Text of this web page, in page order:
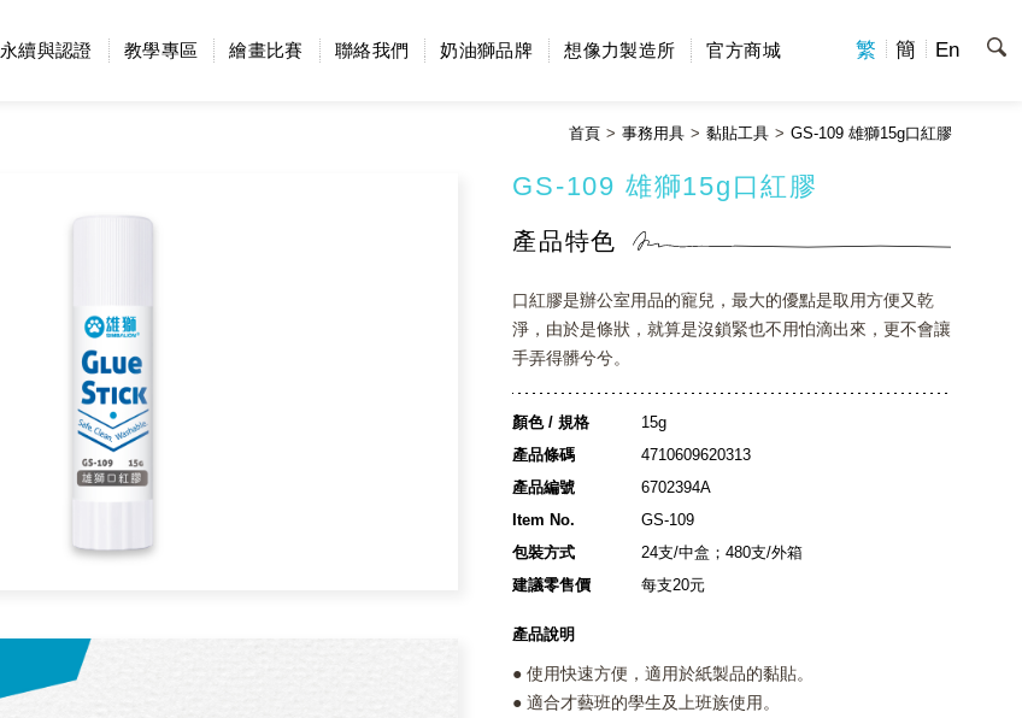
永續與認證 教學專區 繪畫比賽 聯絡我們 奶油獅品牌 想像力製造所 官方商城 繁 簡 En
首頁 事務用具 黏貼工具 GS-109 雄獅15g口紅膠
GS-109 雄獅15g口紅膠
產品特色
口紅膠是辦公室用品的寵兒，最大的優點是取用方便又乾
淨，由於是條狀，就算是沒鎖緊也不用怕滴出來，更不會讓
手弄得髒兮兮。
顏色 / 規格
15g
產品條碼
4710609620313
產品編號
6702394A
Item No.
GS-109
包裝方式
24支/中盒；480支/外箱
建議零售價
每支20元
產品說明
● 使用快速方便，適用於紙製品的黏貼。
● 適合才藝班的學生及上班族使用。